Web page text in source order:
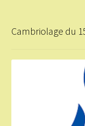
Cambriolage du